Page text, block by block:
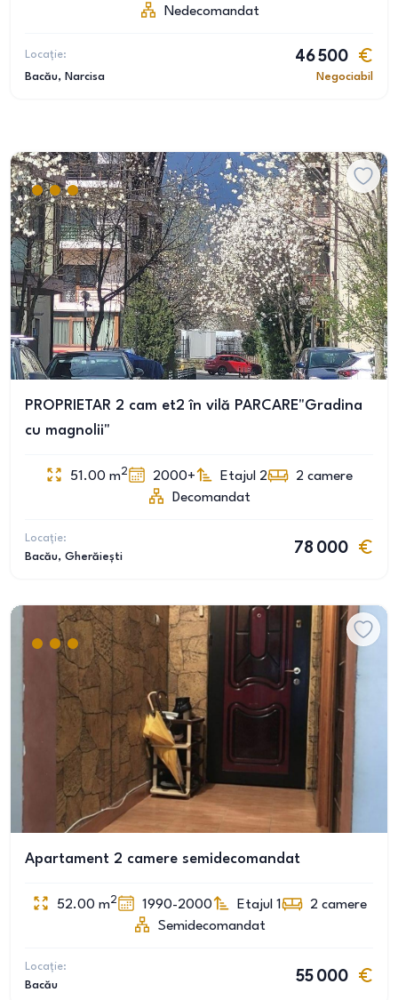
Nedecomandat
Locație:
Bacău, Narcisa
46 500
Negociabil
PROPRIETAR 2 cam et2 în vilă PARCARE"Gradina
cu magnolii"
51.00 m2 2000+ Etajul 2 2 camere
Decomandat
Locație:
Bacău, Gherăiești
78 000
Apartament 2 camere semidecomandat
52.00 m2 1990-2000 Etajul 1 2 camere
Semidecomandat
Locație:
Bacău
55 000